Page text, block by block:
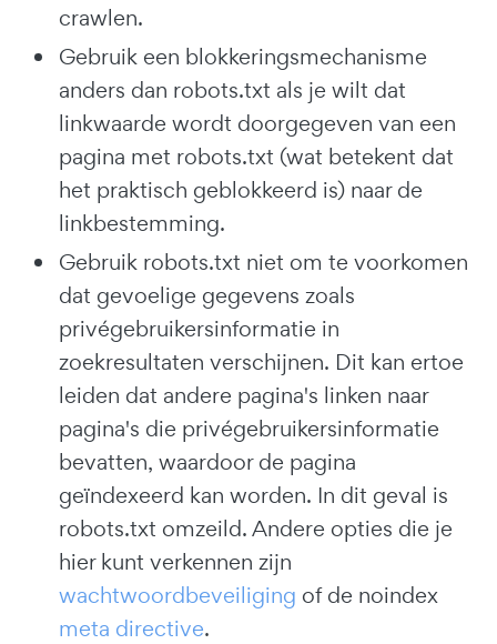
crawlen.
Gebruik een blokkeringsmechanisme
anders dan robots.txt als je wilt dat
linkwaarde wordt doorgegeven van een
pagina met robots.txt (wat betekent dat
het praktisch geblokkeerd is) naar de
linkbestemming.
Gebruik robots.txt niet om te voorkomen
dat gevoelige gegevens zoals
privégebruikersinformatie in
zoekresultaten verschijnen. Dit kan ertoe
leiden dat andere pagina's linken naar
pagina's die privégebruikersinformatie
bevatten, waardoor de pagina
geïndexeerd kan worden. In dit geval is
robots.txt omzeild. Andere opties die je
hier kunt verkennen zijn
wachtwoordbeveiliging of de noindex
meta directive.